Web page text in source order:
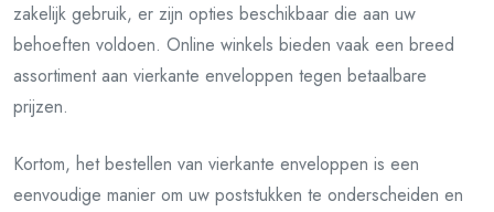
zakelijk gebruik, er zijn opties beschikbaar die aan uw
behoeften voldoen. Online winkels bieden vaak een breed
assortiment aan vierkante enveloppen tegen betaalbare
prijzen.
Kortom, het bestellen van vierkante enveloppen is een
eenvoudige manier om uw poststukken te onderscheiden en